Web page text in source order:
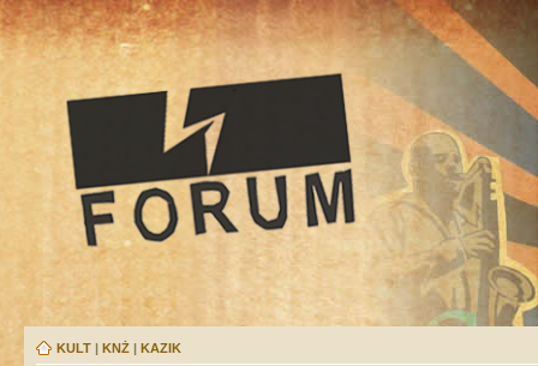
KULT | KNŻ | KAZIK